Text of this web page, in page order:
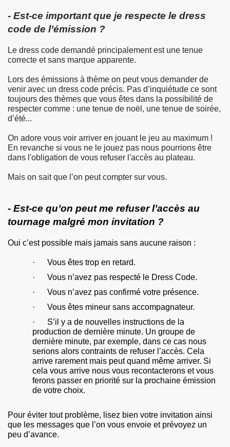
- Est-ce important que je respecte le dress
code de l’émission ?
Le dress code demandé principalement est une tenue
correcte et sans marque apparente.
Lors des émissions à thème on peut vous demander de
venir avec un dress code précis. Pas d’inquiétude ce sont
toujours des thèmes que vous êtes dans la possibilité de
respecter comme : une tenue de noël, une tenue de soirée,
d’été...
On adore vous voir arriver en jouant le jeu au maximum !
En revanche si vous ne le jouez pas nous pourrions être
dans l'obligation de vous refuser l'accès au plateau.
Mais on sait que l’on peut compter sur vous.
- Est-ce qu’on peut me refuser l’accès au
tournage malgré mon invitation ?
Oui c’est possible mais jamais sans aucune raison :
· Vous êtes trop en retard.
· Vous n’avez pas respecté le Dress Code.
· Vous n’avez pas confirmé votre présence.
· Vous êtes mineur sans accompagnateur.
· S’il y a de nouvelles instructions de la
production de dernière minute. Un groupe de
dernière minute, par exemple, dans ce cas nous
serions alors contraints de refuser l’accès. Cela
arrive rarement mais peut quand même arriver. Si
cela vous arrive nous vous recontacterons et vous
ferons passer en priorité sur la prochaine émission
de votre choix.
Pour éviter tout problème, lisez bien votre invitation ainsi
que les messages que l’on vous envoie et prévoyez un
peu d’avance.